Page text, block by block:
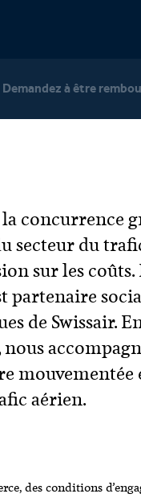
Demandez à être
la concurrence
secteur du
sur les coûts.
partenaire
de Swissair.
mouvementée
aérien.
des conditions